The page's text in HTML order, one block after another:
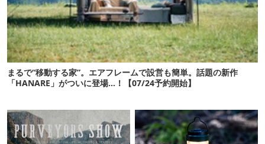
まるで“移動する家”。エアフレームで設営も簡単。話題の新作
「HANARE」がついに登場…！【07/24予約開始】